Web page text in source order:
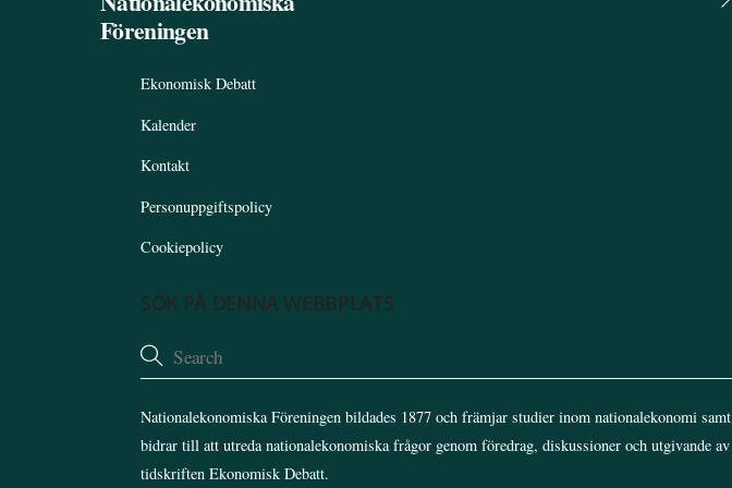
Föreningen
Ekonomisk Debatt
Kalender
Kontakt
Personuppgiftspolicy
Cookiepolicy
SÖK PÅ DENNA WEBBPLATS
Nationalekonomiska Föreningen bildades 1877 och främjar studier inom nationalekonomi samt
bidrar till att utreda nationalekonomiska frågor genom föredrag, diskussioner och utgivande av
tidskriften Ekonomisk Debatt.